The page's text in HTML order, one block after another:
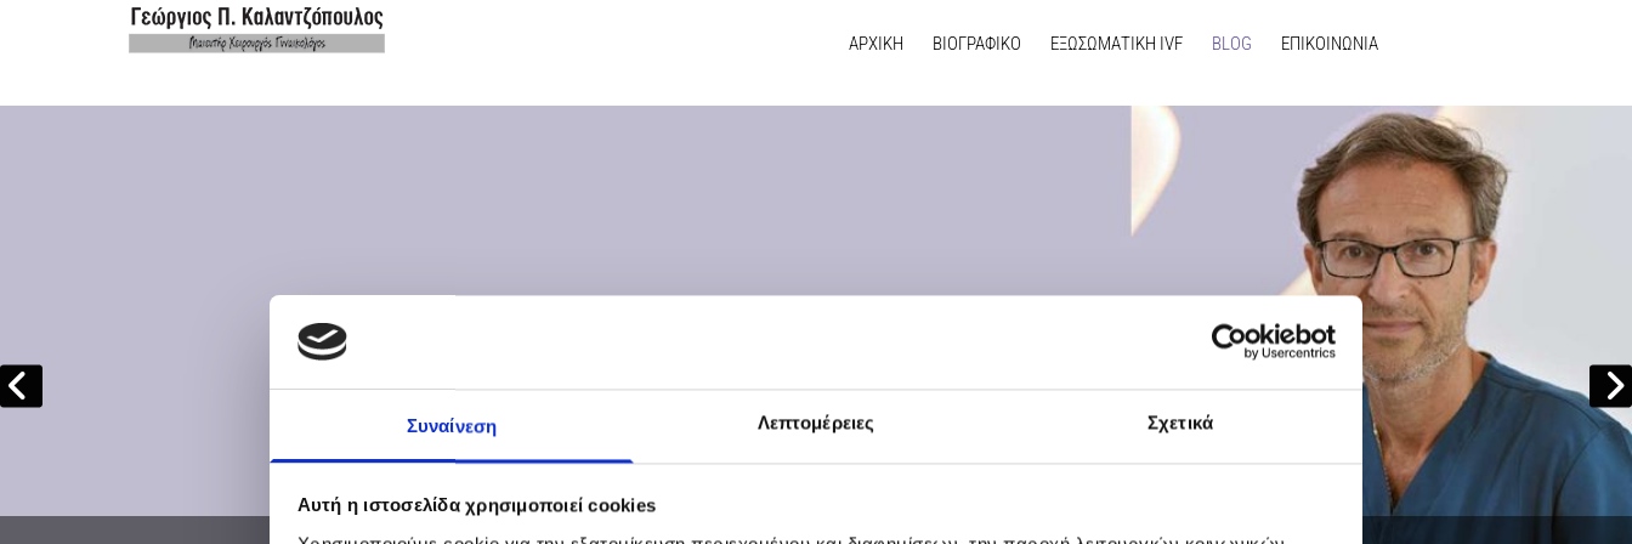
Συναίνεση Λεπτομέρειες Σχετικά
Αυτή η ιστοσελίδα χρησιμοποιεί cookies
ΑΡΧΙΚΗ ΒΙΟΓΡΑΦΙΚΟ ΕΞΩΣΩΜΑΤΙΚΗ IVF BLOG ΕΠΙΚΟΙΝΩΝΙΑ